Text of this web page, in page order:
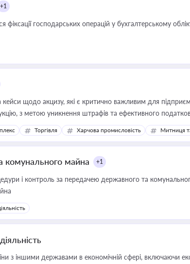
+1
фіксації господарських операцій у бухгалтерському
щодо акцизу, які є критично важливим для
з метою уникнення штрафів та ефективного
Торгівля Харчова промисловість Митниця
комунального майна +1
і контроль за передачею державного та
з іншими державами в економічній сфері, включаючи